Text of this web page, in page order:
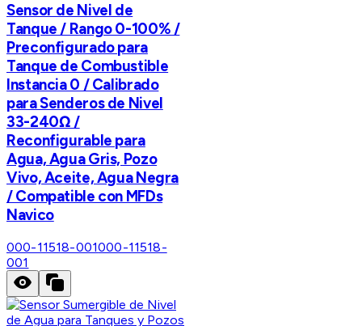
Sensor de Nivel de
Tanque / Rango 0-100% /
Preconfigurado para
Tanque de Combustible
Instancia 0 / Calibrado
para Senderos de Nivel
33-240Ω /
Reconfigurable para
Agua, Agua Gris, Pozo
Vivo, Aceite, Agua Negra
/ Compatible con MFDs
Navico
000-11518-001000-11518-
001